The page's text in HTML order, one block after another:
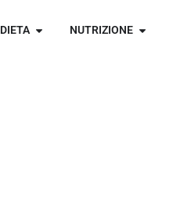
DIETA NUTRIZIONE